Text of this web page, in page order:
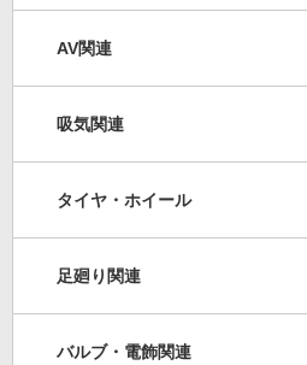
AV関連
吸気関連
タイヤ・ホイール
足廻り関連
バルブ・電飾関連